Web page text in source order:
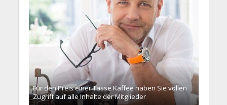
Für den Preis einer Tasse Kaffee haben Sie vollen
Zugriff auf alle Inhalte der Mitglieder